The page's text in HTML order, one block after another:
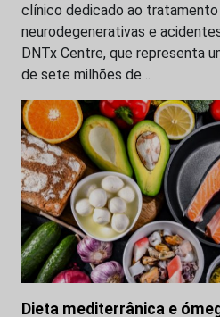
clínico dedicado ao
neurodegenerativas e
DNTx Centre, que representa
de sete milhões de…
Dieta mediterrânica e